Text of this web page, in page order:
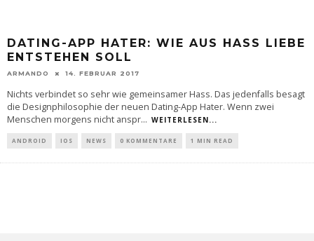
DATING-APP HATER: WIE AUS HASS LIEBE
ENTSTEHEN SOLL
ARMANDO 14. FEBRUAR 2017
Nichts verbindet so sehr wie gemeinsamer Hass. Das jedenfalls besagt
die Designphilosophie der neuen Dating-App Hater. Wenn zwei
Menschen morgens nicht anspr... WEITERLESEN...
ANDROID IOS NEWS 0 KOMMENTARE 1 MIN READ